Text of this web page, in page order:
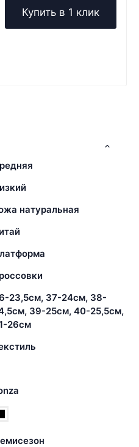
Купить в 1 клик
натуральная
23,5см, 37-24см, 38-
39-25см, 40-25,5см,
26см